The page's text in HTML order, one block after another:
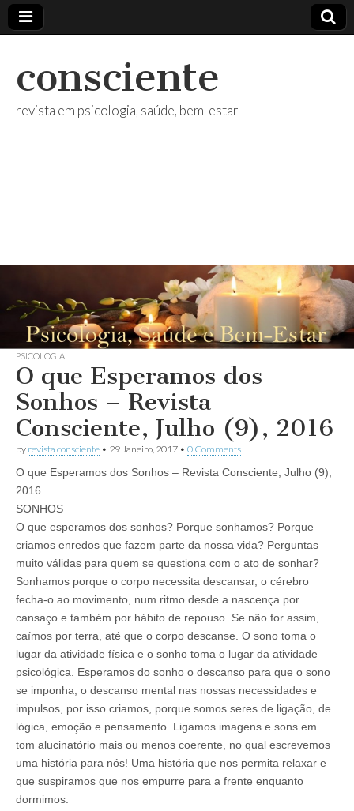
consciente
revista em psicologia, saúde, bem-estar
PSICOLOGIA
O que Esperamos dos
Sonhos – Revista
Consciente, Julho (9), 2016
by revista consciente • 29 Janeiro, 2017 • 0 Comments
O que Esperamos dos Sonhos – Revista Consciente, Julho (9),
2016
SONHOS
O que esperamos dos sonhos? Porque sonhamos? Porque
criamos enredos que fazem parte da nossa vida? Perguntas
muito válidas para quem se questiona com o ato de sonhar?
Sonhamos porque o corpo necessita descansar, o cérebro
fecha-o ao movimento, num ritmo desde a nascença por
cansaço e também por hábito de repouso. Se não for assim,
caímos por terra, até que o corpo descanse. O sono toma o
lugar da atividade física e o sonho toma o lugar da atividade
psicológica. Esperamos do sonho o descanso para que o sono
se imponha, o descanso mental nas nossas necessidades e
impulsos, por isso criamos, porque somos seres de ligação, de
lógica, emoção e pensamento. Ligamos imagens e sons em
tom alucinatório mais ou menos coerente, no qual escrevemos
uma história para nós! Uma história que nos permita relaxar e
que suspiramos que nos empurre para a frente enquanto
dormimos.